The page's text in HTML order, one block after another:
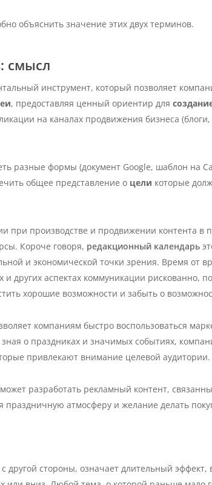
объяснить значение этих двух терминов.
смысл
инструмент, который позволяет
, предоставляя ценный ориентир для
на каналах продвижения бизнеса
разные формы (документ Google, шаблон на
общее представление о цели которые
при производстве и продвижении контента в
Короче говоря, редакционный календарь
и экономической точки зрения. Время от
других аспектах коммуникации рискованно,
хорошие возможности и забыть о
компаниям быстро воспользоваться
о праздниках и значимых событиях,
привлекают внимание целевой аудитории.
разработать рекламный контент,
атмосферу и желание делать
с другой стороны, означает длительный